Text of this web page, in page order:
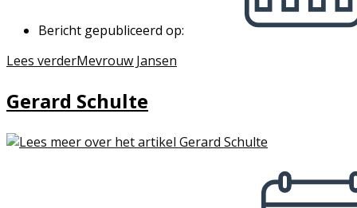
Bericht gepubliceerd op:
Lees verderMevrouw Jansen
Gerard Schulte